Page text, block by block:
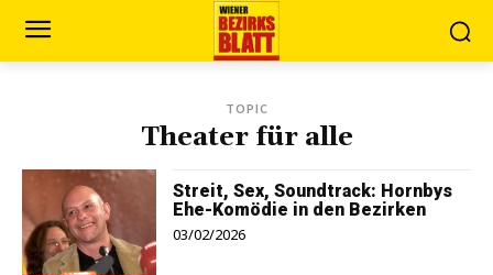
TOPIC
Theater für alle
Streit, Sex, Soundtrack: Hornbys
Ehe-Komödie in den Bezirken
03/02/2026